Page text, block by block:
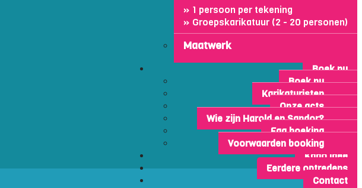
1 persoon per tekening
Groepskarikatuur (2 - 20 personen)
Maatwerk
Boek nu
Boek nu
Karikaturisten
Onze acts
Wie zijn Harold en Sandor?
Faq boeking
Voorwaarden booking
Kado idee
Eerdere optredens
Contact